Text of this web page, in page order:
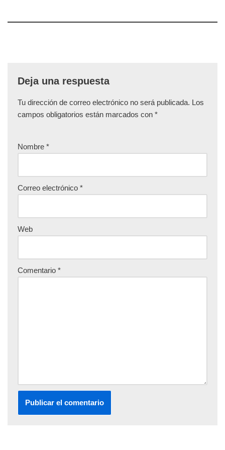
Deja una respuesta
Tu dirección de correo electrónico no será publicada. Los
campos obligatorios están marcados con *
Nombre *
Correo electrónico *
Web
Comentario *